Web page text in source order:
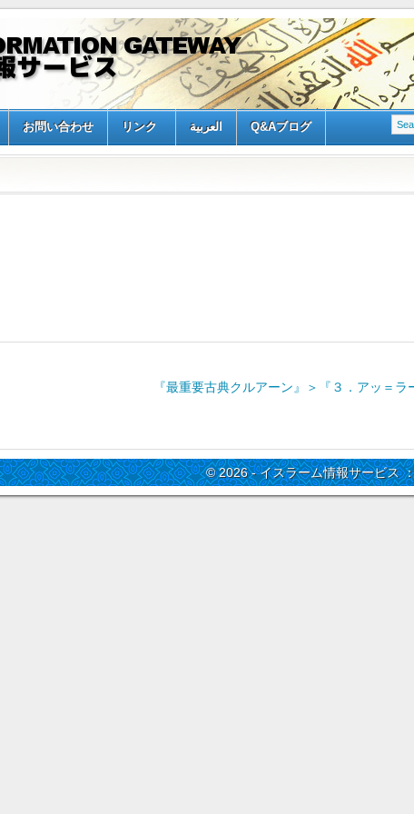
お問い合わせ リンク العربية Q&Aブログ
『最重要古典クルアーン』＞『３．アッ＝
© 2026 - イスラーム情報サービス